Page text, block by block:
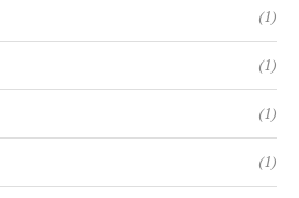
(1)
(1)
(1)
(1)